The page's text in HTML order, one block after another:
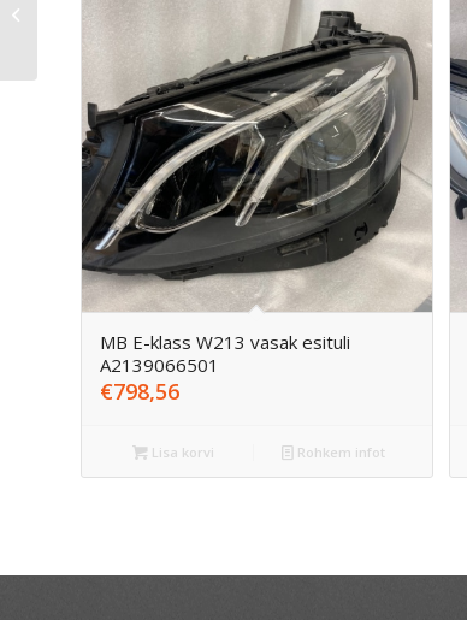
MB E-klass W213 vasak esituli
A2139066501
€798,56
Lisa korvi Rohkem infot